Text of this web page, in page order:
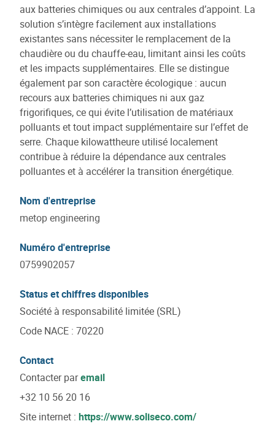
aux batteries chimiques ou aux centrales d’appoint. La
solution s’intègre facilement aux installations
existantes sans nécessiter le remplacement de la
chaudière ou du chauffe-eau, limitant ainsi les coûts
et les impacts supplémentaires. Elle se distingue
également par son caractère écologique : aucun
recours aux batteries chimiques ni aux gaz
frigorifiques, ce qui évite l’utilisation de matériaux
polluants et tout impact supplémentaire sur l’effet de
serre. Chaque kilowattheure utilisé localement
contribue à réduire la dépendance aux centrales
polluantes et à accélérer la transition énergétique.
Nom d'entreprise
metop engineering
Numéro d'entreprise
0759902057
Status et chiffres disponibles
Société à responsabilité limitée (SRL)
Code NACE : 70220
Contact
Contacter paremail
+32 10 56 20 16
Site internet : https://www.soliseco.com/